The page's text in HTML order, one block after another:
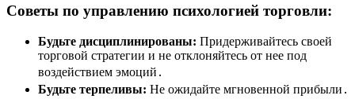
Советы по управлению психологией торговли:
Будьте дисциплинированы: Придерживайтесь своей
торговой стратегии и не отклоняйтесь от нее под
воздействием эмоций․
Будьте терпеливы: Не ожидайте мгновенной прибыли․